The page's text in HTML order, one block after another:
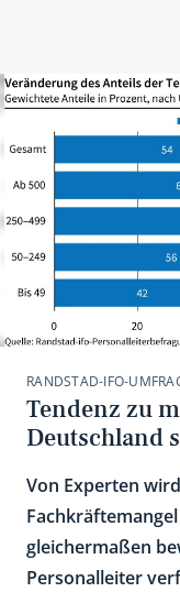
RANDSTAD-IFO-
Tendenz zu
Deutschland
Von Experten
gleichermaßen
Personalleiter